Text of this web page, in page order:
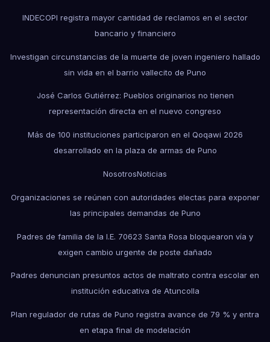
INDECOPI registra mayor cantidad de reclamos en el sector
bancario y financiero
Investigan circunstancias de la muerte de joven ingeniero hallado
sin vida en el barrio vallecito de Puno
José Carlos Gutiérrez: Pueblos originarios no tienen
representación directa en el nuevo congreso
Más de 100 instituciones participaron en el Qoqawi 2026
desarrollado en la plaza de armas de Puno
NosotrosNoticias
Organizaciones se reúnen con autoridades electas para exponer
las principales demandas de Puno
Padres de familia de la I.E. 70623 Santa Rosa bloquearon vía y
exigen cambio urgente de poste dañado
Padres denuncian presuntos actos de maltrato contra escolar en
institución educativa de Atuncolla
Plan regulador de rutas de Puno registra avance de 79 % y entra
en etapa final de modelación